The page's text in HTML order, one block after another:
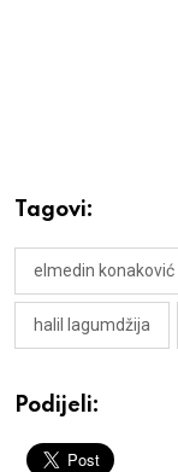
Tagovi:
elmedin konaković
halil lagumdžija
Podijeli: